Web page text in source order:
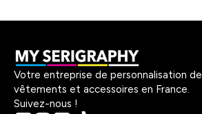
Votre entreprise de personnalisation de
vêtements et accessoires en France.
Suivez-nous !